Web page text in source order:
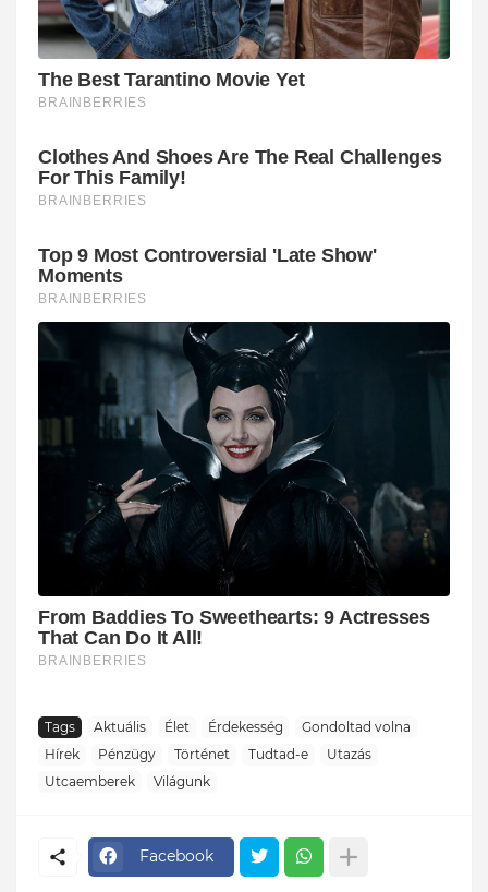
Tags Aktuális Élet Érdekesség
Gondoltad volna
Hírek
Pénzügy Történet Tudtad-e
Utazás
Utcaemberek
Világunk
Facebook